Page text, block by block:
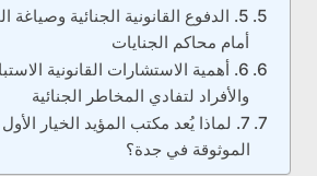
5. الدفوع القانونية الجنائية وصياغة
أمام محاكم الجنايات
6. أهمية الاستشارات القانونية
والأفراد لتفادي المخاطر الجنائية
7. لماذا يُعد مكتب المؤيد الخيار
الموثوقة في جدة؟